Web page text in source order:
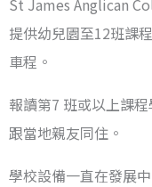
提供幼兒園至12班課
車程。
報讀第7 班或以上課
跟當地親友同住。
學校設備一直在發展